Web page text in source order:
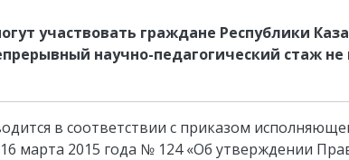
участвовать граждане Республики
научно-педагогический стаж
в соответствии с приказом
16 марта 2015 года № 124 «Об утверждении